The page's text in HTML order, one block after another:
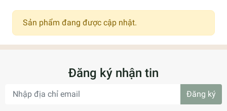
Sản phẩm đang được cập nhật.
Đăng ký nhận tin
Đăng ký